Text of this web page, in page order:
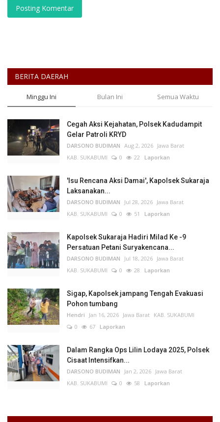
Posting Komentar
BERITA DAERAH
Minggu Ini Bulan Ini Semua Waktu
Cegah Aksi Kejahatan, Polsek Kadudampit
Gelar Patroli KRYD
DARSONO BUDIMAN Aug 2, 2026 Jawa Barat
KAB. SUKABUMI
0 22 Laporkan
'Isu Rencana Aksi Damai', Kapolsek Sukaraja
Laksanakan...
DARSONO BUDIMAN Jul 28, 2026 Jawa Barat
KAB. SUKABUMI
0 51 Laporkan
Kapolsek Sukaraja Hadiri Milad Ke -9
Persatuan Petani Suryakencana...
DARSONO BUDIMAN Jul 18, 2026 Jawa Barat
KAB. SUKABUMI
0 28 Laporkan
Sigap, Kapolsek jampang Tengah Evakuasi
Pohon tumbang
Hendri Jan 16, 2026 Jawa Barat KAB. SUKABUMI
0
67 Laporkan
Dalam Rangka Ops Lilin Lodaya 2025, Polsek
Cisaat Intensifkan...
DARSONO BUDIMAN Jan 2, 2026 Jawa Barat
KAB. SUKABUMI
0 58 Laporkan